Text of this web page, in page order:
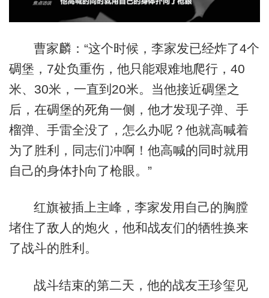
曹家麟：“这个时候，李家发已经炸了4个
碉堡，7处负重伤，他只能艰难地爬行，40
米、30米，一直到20米。当他接近碉堡之
后，在碉堡的死角一侧，他才发现子弹、手
榴弹、手雷全没了，怎么办呢？他就高喊着
为了胜利，同志们冲啊！他高喊的同时就用
自己的身体扑向了枪眼。”
红旗被插上主峰，李家发用自己的胸膛
堵住了敌人的炮火，他和战友们的牺牲换来
了战斗的胜利。
战斗结束的第二天，他的战友王珍玺见